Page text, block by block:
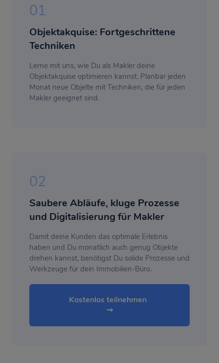
01
Objektakquise: Fortgeschrittene
Techniken
Lerne mit uns, wie Du als Makler deine
Objektakquise optimieren kannst. Planbar jeden
Monat neue Objelte mit Techniken, die für jeden
Makler geeignet sind.
02
Saubere Abläufe, kluge Prozesse
und Digitalisierung für Makler
Damit deine Kunden das optimale Erlebnis
haben und Du monatlich auch genug Objekte
drehen kannst, benötigst Du solide Prozesse und
Werkzeuge für dein Immobilien-Büro.
Kostenlos teilnehmen
➞